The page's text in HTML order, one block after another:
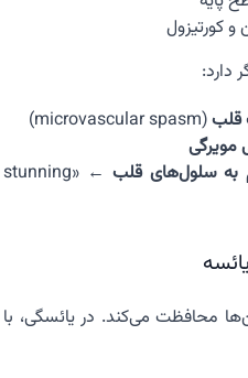
و کورتیزول
دارد:
قلب(microvascular spasm)
مویرگی
به سلول‌های قلب
← «stunning
محافظت می‌کند. در یائسگی، با